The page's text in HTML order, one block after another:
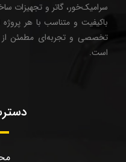
سرامیک‌خور، گاتر و تجهیزات
باکیفیت و متناسب با هر
تخصصی و تجربه‌ای مطمئن از
است.